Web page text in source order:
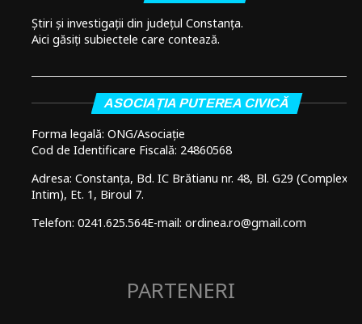
Știri și investigații din județul Constanța.
Aici găsiți subiectele care contează.
ASOCIAȚIA PUTEREA CIVICĂ
Forma legală: ONG/Asociație
Cod de Identificare Fiscală: 24860568
Adresa: Constanța, Bd. IC Brătianu nr. 48, Bl. G29 (Complex
Intim), Et. 1, Biroul 7.
Telefon: 0241.625.564E-mail: ordinea.ro@gmail.com
PARTENERI